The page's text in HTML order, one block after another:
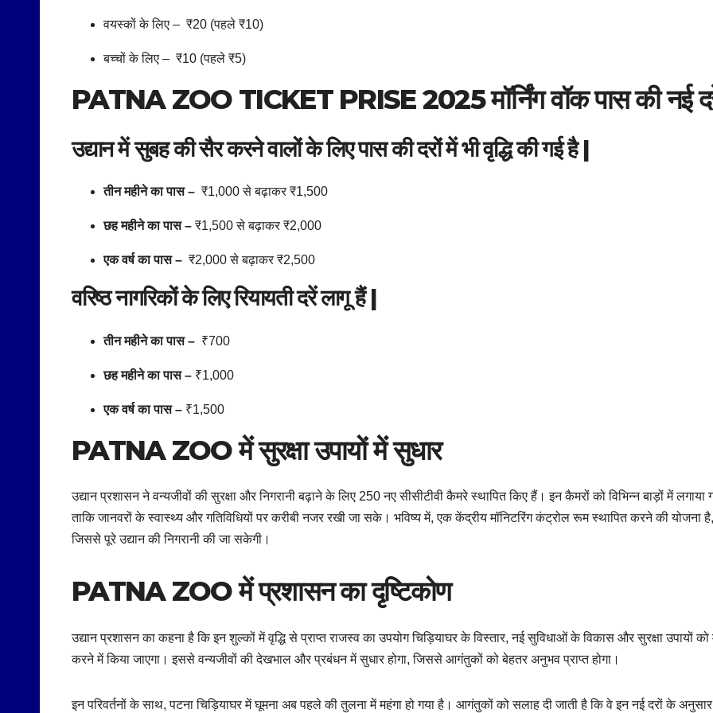
वयस्कों के लिए – ₹20 (पहले ₹10)
बच्चों के लिए – ₹10 (पहले ₹5)
PATNA ZOO TICKET PRISE 2025मॉर्निंग वॉक पास की नई
उद्यान में सुबह की सैर करने वालों के लिए पास की दरों में भी वृद्धि की गई है |
तीन महीने का पास – ₹1,000 से बढ़ाकर ₹1,500
छह महीने का पास – ₹1,500 से बढ़ाकर ₹2,000
एक वर्ष का पास – ₹2,000 से बढ़ाकर ₹2,500
वरिष्ठ नागरिकों के लिए रियायती दरें लागू हैं |
तीन महीने का पास – ₹700
छह महीने का पास – ₹1,000
एक वर्ष का पास – ₹1,500
PATNA ZOO मेंसुरक्षा उपायों में सुधार
उद्यान प्रशासन ने वन्यजीवों की सुरक्षा और निगरानी बढ़ाने के लिए 250 नए सीसीटीवी कैमरे स्थापित किए हैं। इन कैमरों को विभिन्न बाड़ों में लगाया
ताकि जानवरों के स्वास्थ्य और गतिविधियों पर करीबी नजर रखी जा सके। भविष्य में, एक केंद्रीय मॉनिटरिंग कंट्रोल रूम स्थापित करने की योजना है,
जिससे पूरे उद्यान की निगरानी की जा सकेगी।
PATNA ZOO मेंप्रशासन का दृष्टिकोण
उद्यान प्रशासन का कहना है कि इन शुल्कों में वृद्धि से प्राप्त राजस्व का उपयोग चिड़ियाघर के विस्तार, नई सुविधाओं के विकास और सुरक्षा उपायों
करने में किया जाएगा। इससे वन्यजीवों की देखभाल और प्रबंधन में सुधार होगा, जिससे आगंतुकों को बेहतर अनुभव प्राप्त होगा।
इन परिवर्तनों के साथ, पटना चिड़ियाघर में घूमना अब पहले की तुलना में महंगा हो गया है। आगंतुकों को सलाह दी जाती है कि वे इन नई दरों के